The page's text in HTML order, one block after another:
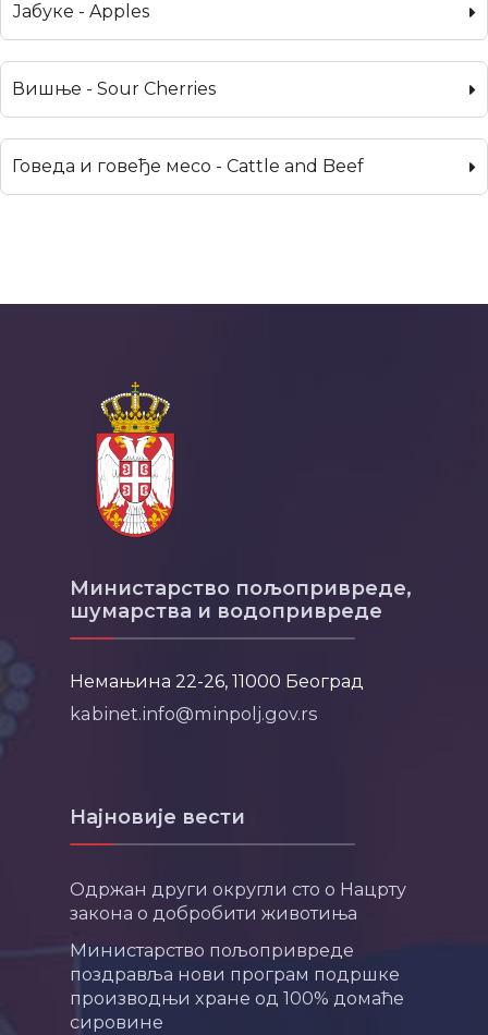
Јабуке - Apples
Вишње - Sour Cherries
Говеда и говеђе месо - Cattle and Beef
Министарство пољопривреде,
шумарства и водопривреде
Немањина 22-26, 11000 Београд
kabinet.info@minpolj.gov.rs
Најновије вести
Одржан други округли сто о Нацрту
закона о добробити животиња
Министарство пољопривреде
поздравља нови програм подршке
производњи хране од 100% домаће
сировине